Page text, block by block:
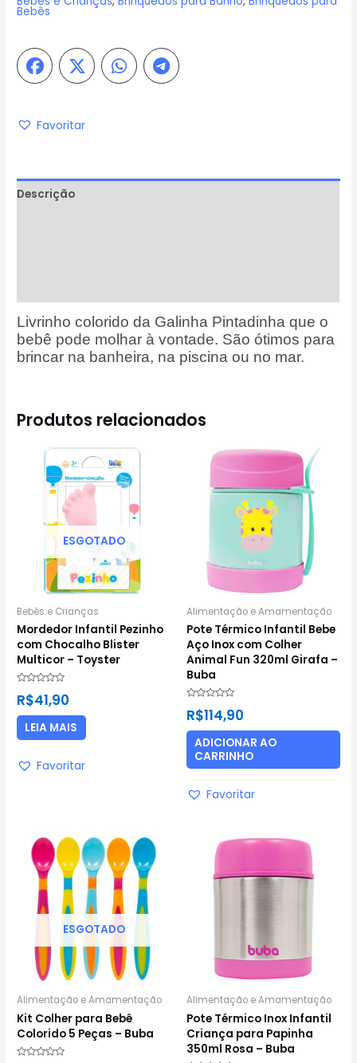
Bebês
Favoritar
Descrição
Livrinho colorido da Galinha Pintadinha que o
bebê pode molhar à vontade. São ótimos para
brincar na banheira, na piscina ou no mar.
Produtos relacionados
ESGOTADO
Bebês e Crianças
Mordedor Infantil Pezinho
com Chocalho Blister
Multicor – Toyster
0
5
R$41,90
LEIA MAIS
Favoritar
Alimentação e Amamentação
Pote Térmico Infantil Bebe
Aço Inox com Colher
Animal Fun 320ml Girafa –
Buba
0
5
R$114,90
ADICIONAR AO
CARRINHO
Favoritar
ESGOTADO
Alimentação e Amamentação
Kit Colher para Bebê
Colorido 5 Peças – Buba
Alimentação e Amamentação
Pote Térmico Inox Infantil
Criança para Papinha
350ml Rosa – Buba